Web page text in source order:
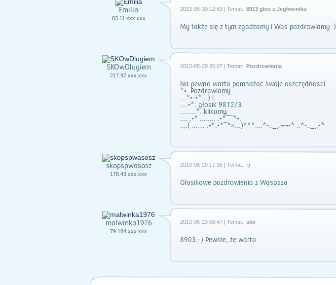
Emilia
83.11.xxx.xxx
2013-05-30 12:53 | Temat: 8913 głos z Jegłownika
My także się z tym zgadzamy i Was pozdrawiamy :)
SKOwDlugiem
217.97.xxx.xxx
2013-05-29 20:07 | Temat: Pozdrowienia
Na pewno warto pomnażać swoje oszczędności.
*•. Pozdrawiamy
...*•-•* ..) i
....•*. głosik 9812/3
........*. klikamy.
…. .•* ........ .•*¯¯*•.
….( ……. .•*,•*¯*×...)***….*•.¸_¸.¬¬•* ..*•.¸_¸.•*
skopspwasosz
178.43.xxx.xxx
2013-05-29 17:35 | Temat: :)
Głosikowe pozdrowienia z Wąsosza
malwinka1976
79.184.xxx.xxx
2013-05-23 06:47 | Temat: sko
8903:-) Pewnie, że warto